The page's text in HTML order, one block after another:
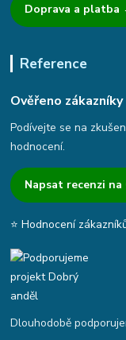
Doprava a platba
Reference
Ověřeno zákazníky
Podívejte se na
hodnocení.
Napsat recenzi
⭐ Hodnocení
Dlouhodobě